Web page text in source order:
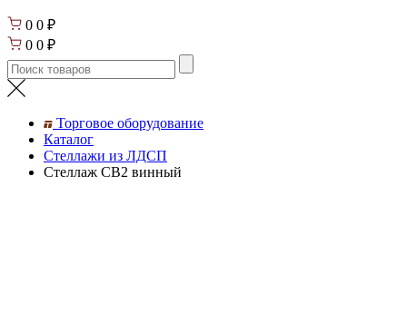
0 0 ₽
0 0 ₽
Торговое оборудование
Каталог
Стеллажи из ЛДСП
Стеллаж СВ2 винный